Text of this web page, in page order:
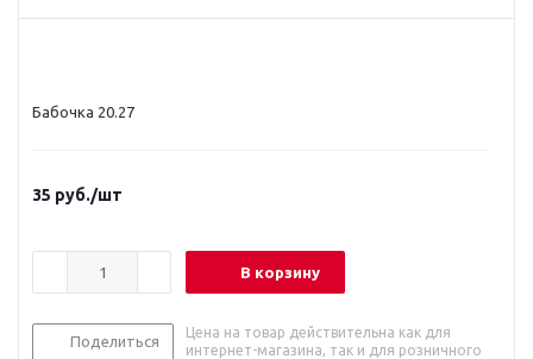
Бабочка 20.27
35 руб./шт
В корзину
Поделиться
Цена на товар действительна как для
интернет-магазина, так и для розничного